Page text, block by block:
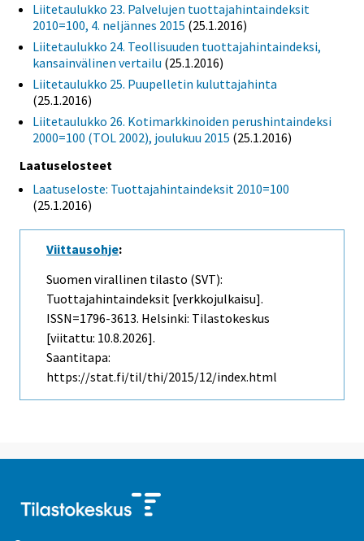
Liitetaulukko 23. Palvelujen tuottajahintaindeksit
2010=100, 4. neljännes 2015 (25.1.2016)
Liitetaulukko 24. Teollisuuden tuottajahintaindeksi,
kansainvälinen vertailu (25.1.2016)
Liitetaulukko 25. Puupelletin kuluttajahinta
(25.1.2016)
Liitetaulukko 26. Kotimarkkinoiden perushintaindeksi
2000=100 (TOL 2002), joulukuu 2015 (25.1.2016)
Laatuselosteet
Laatuseloste: Tuottajahintaindeksit 2010=100
(25.1.2016)
Viittausohje:
Suomen virallinen tilasto (SVT):
Tuottajahintaindeksit [verkkojulkaisu].
ISSN=1796-3613. Helsinki: Tilastokeskus
[viitattu: 10.8.2026].
Saantitapa:
https://stat.fi/til/thi/2015/12/index.html